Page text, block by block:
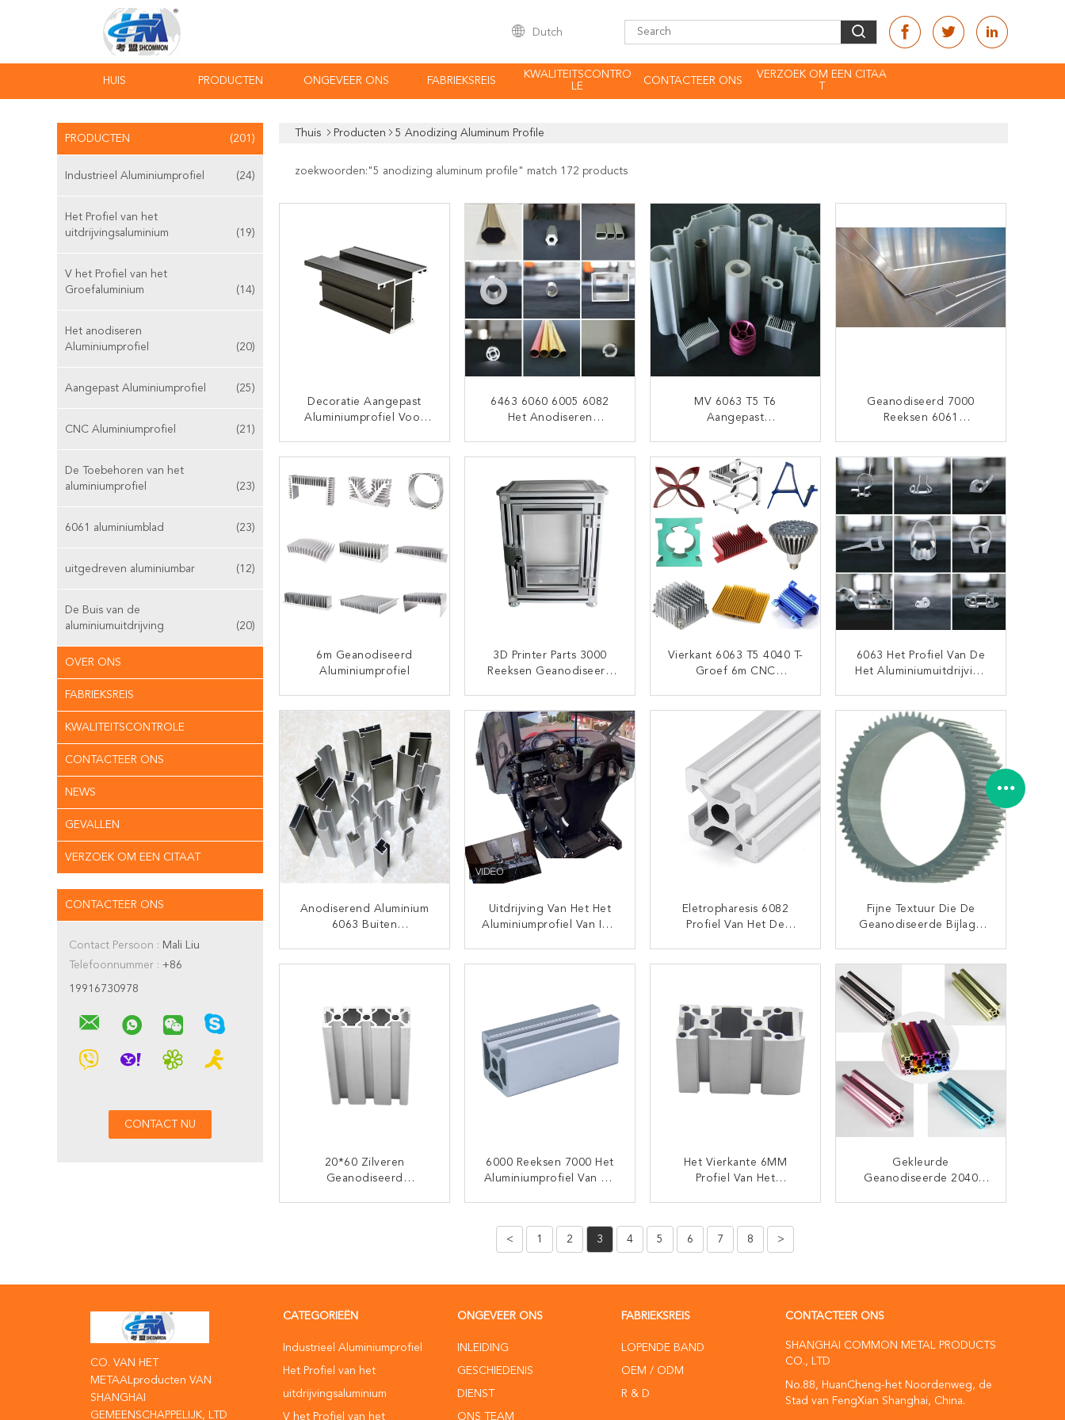
Dutch
HUIS PRODUCTEN ONGEVEER ONS FABRIEKSREIS
KWALITEITSCONTRO
LE
CONTACTEER ONS
VERZOEK OM EEN CITAA
PRODUCTEN (201)
Industrieel Aluminiumprofiel (24)
Het Profiel van het
uitdrijvingsaluminium
(19)
V het Profiel van het
Groefaluminium
(14)
Het anodiseren
Aluminiumprofiel
(20)
Aangepast Aluminiumprofiel (25)
CNC Aluminiumprofiel (21)
De Toebehoren van het
aluminiumprofiel
(23)
6061 aluminiumblad (23)
uitgedreven aluminiumbar (12)
De Buis van de
aluminiumuitdrijving
(20)
OVER ONS
FABRIEKSREIS
KWALITEITSCONTROLE
CONTACTEER ONS
NEWS
GEVALLEN
VERZOEK OM EEN CITAAT
CONTACTEER ONS
Contact Persoon : Mali Liu
Telefoonnummer : +86
19916730978
Thuis Producten 5 Anodizing Aluminum Profile
zoekwoorden:"5 anodizing aluminum profile " match 172 products
Decoratie Aangepast
Aluminiumprofiel Voor
CONTACT NU
6463 6060 6005 6082
Het Anodiseren
CONTACT NU
MV 6063 T5 T6
Aangepast
CONTACT NU
Geanodiseerd 7000
Reeksen 6061
CONTACT NU
6m Geanodiseerd
Aluminiumprofiel
CONTACT NU
3D Printer Parts 3000
Reeksen Geanodiseerd
CONTACT NU
Vierkant 6063 T5 4040 T-
Groef 6m CNC
CONTACT NU
6063 Het Profiel Van De
Het Aluminiumuitdrijving
CONTACT NU
Anodiserend Aluminium
6063 Buiten
CONTACT NU
Uitdrijving Van Het Het
Aluminiumprofiel Van ISO
CONTACT NU
Eletropharesis 6082
Profiel Van Het De
CONTACT NU
Fijne Textuur Die De
Geanodiseerde Bijlage
CONTACT NU
20*60 Zilveren
Geanodiseerd
6000 Reeksen 7000 Het
Aluminiumprofiel Van De
Het Vierkante 6MM
Profiel Van Het
Gekleurde
Geanodiseerde 2040
< 1 2 3 4 5 6 7 8 >
CO. VAN HET
METAALproducten VAN
SHANGHAI
GEMEENSCHAPPELIJK, LTD
CATEGORIEËN
Industrieel Aluminiumprofiel
Het Profiel van het
uitdrijvingsaluminium
V het Profiel van het
ONGEVEER ONS
INLEIDING
GESCHIEDENIS
DIENST
ONS TEAM
FABRIEKSREIS
LOPENDE BAND
OEM / ODM
R & D
CONTACTEER ONS
SHANGHAI COMMON METAL PRODUCTS
CO., LTD
No.88, HuanCheng-het Noordenweg, de
Stad van FengXian Shanghai, China.